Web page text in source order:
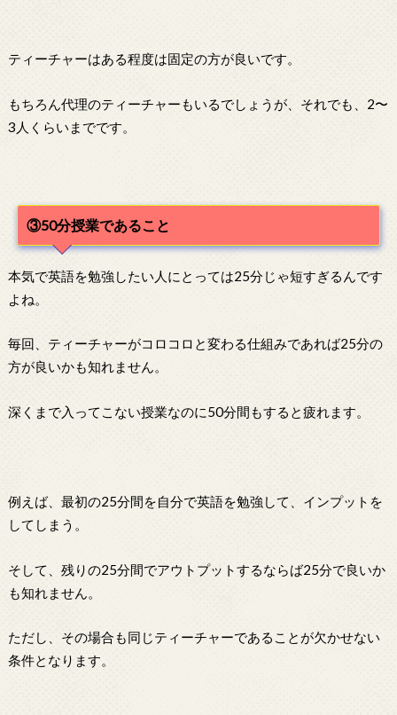
ティーチャーはある程度は固定の方が良いです。
もちろん代理のティーチャーもいるでしょうが、それでも、2〜
3人くらいまでです。
③50分授業であること
本気で英語を勉強したい人にとっては25分じゃ短すぎるんです
よね。
毎回、ティーチャーがコロコロと変わる仕組みであれば25分の
方が良いかも知れません。
深くまで入ってこない授業なのに50分間もすると疲れます。
例えば、最初の25分間を自分で英語を勉強して、インプットを
してしまう。
そして、残りの25分間でアウトプットするならば25分で良いか
も知れません。
ただし、その場合も同じティーチャーであることが欠かせない
条件となります。